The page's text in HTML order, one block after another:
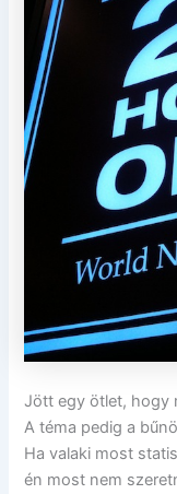
Jött egy ötlet, hogy
A téma pedig a
Ha valaki most
én most nem